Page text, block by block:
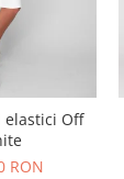
elastici Off
RON